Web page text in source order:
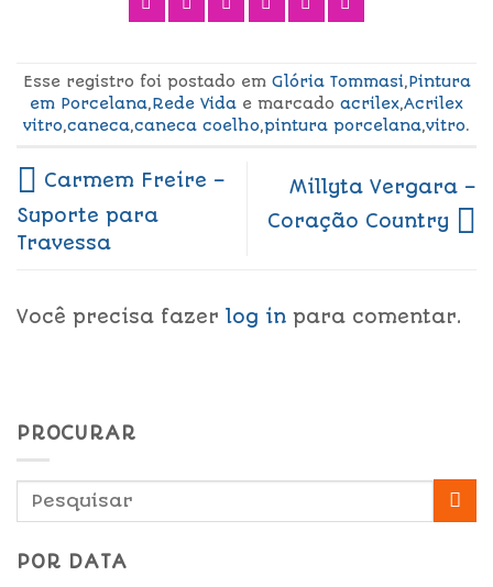
Esse registro foi postado em Glória Tommasi,Pintura
em Porcelana,Rede Vida e marcado acrilex,Acrilex
vitro,caneca,caneca coelho,pintura porcelana,vitro.
Carmem Freire –
Suporte para
Travessa
Millyta Vergara –
Coração Country
Você precisa fazer log in para comentar.
PROCURAR
POR DATA